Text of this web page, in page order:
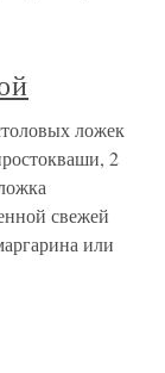
ложек
2
свежей
или